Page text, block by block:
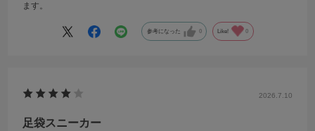
ます。
参考になった 0 Like! 0
2026.7.10
足袋スニーカー